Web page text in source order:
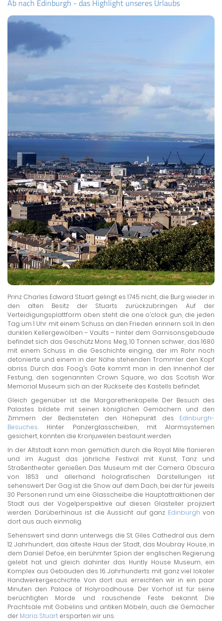
Ab nach Edinburgh - das Highlight unseres Urlaubs
Prinz Charles Edward Stuart gelingt es 1745 nicht, die Burg wieder in
den alten Besitz der Stuarts zurückzubringen. Auf der
Verteidigungsplattform oben steht die one o’clock gun, die jeden
Tag um 1 Uhr mit einem Schuss an den Frieden erinnern soll. In den
dunklen Kellergewölben – Vaults – hinter dem Garnisonsgebäude
befindet sich das Geschütz Mons Meg, 10 Tonnen schwer, das 1680
mit einem Schuss in die Geschichte einging, der im Rohr noch
detonierte und einem in der Nähe stehenden Trommler den Kopf
abriss. Durch das Foog’s Gate kommt man in den Innenhof der
Festung, den sogenannten Crown Square, wo das Scotish War
Memorial Museum sich an der Rückseite des Kastells befindet.
Gleich gegenüber ist die Margarethenkapelle. Der Besuch des
Palastes bildete mit seinen königlichen Gemächern und den
Zimmern der Bediensteten den Höhepunkt des Edinburgh-
Besuches. Hinter Panzerglasscheiben, mit Alarmsystemen
gesichert, konnten die Kronjuwelen bestaunt werden.
In der Altstadt kann man gemütlich durch die Royal Mile flanieren
und im August das jährliche Festival mit Kunst, Tanz und
Straßentheater genießen. Das Museum mit der Camera Obscura
von 1853 und allerhand holografischen Darstellungen ist
sehenswert. Der Gag ist die Show auf dem Dach, bei der für jeweils
30 Personen rund um eine Glasscheibe die Hauptattraktionen der
Stadt aus der Vogelperspektive auf diesen Glasteller projiziert
werden. Darüberhinaus ist die Aussicht auf ganz Edinburgh von
dort aus auch einmalig.
Sehenswert sind dann unterwegs die St. Giles Cathedral aus dem
12. Jahrhundert, das älteste Haus der Stadt, das Moubray House, in
dem Daniel Defoe, ein berühmter Spion der englischen Regierung
gelebt hat und gleich dahinter das Huntly House Museum, ein
Komplex aus Gebäuden des 16. Jahrhunderts mit ganz viel lokaler
Handwerkergeschichte. Von dort aus erreichten wir in ein paar
Minuten den Palace of Holyroodhouse. Der Vorhof ist für seine
berüchtigten Morde und rauschende Feste bekannt. Die
Prachtsäle mit Gobelins und antiken Möbeln, auch die Gemächer
der Maria Stuart ersparten wir uns.